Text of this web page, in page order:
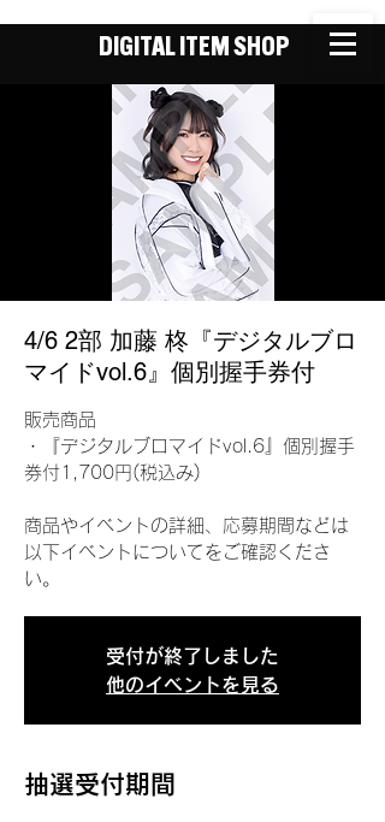
DIGITAL ITEM SHOP
4/6 2部 加藤 柊『デジタルブロ
マイドvol.6』個別握手券付
販売商品
・『デジタルブロマイドvol.6』個別握手
券付1,700円(税込み)
商品やイベントの詳細、応募期間などは
以下イベントについてをご確認くださ
い。
受付が終了しました
他のイベントを見る
抽選受付期間